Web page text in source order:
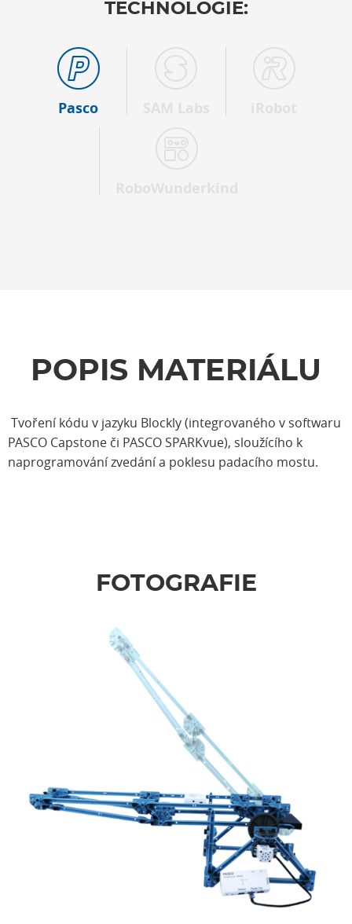
TECHNOLOGIE:
Pasco
POPIS MATERIÁLU
Tvoření kódu v jazyku Blockly (integrovaného v softwaru
PASCO Capstone či PASCO SPARKvue), sloužícího k
naprogramování zvedání a poklesu padacího mostu.
FOTOGRAFIE